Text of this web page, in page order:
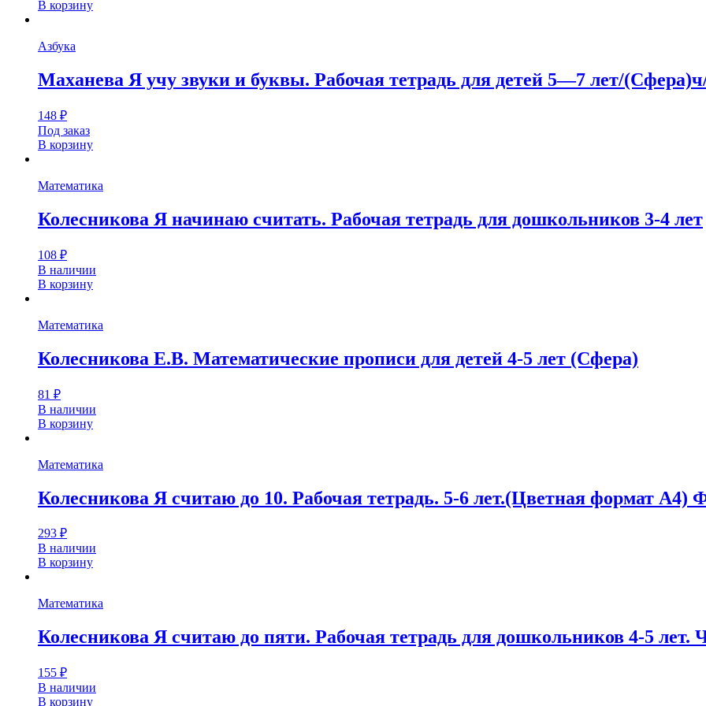
В корзину
Азбука
Маханева Я учу звуки и буквы. Рабочая тетрадь для детей 5—7 лет/
148 ₽
Под заказ
В корзину
Математика
Колесникова Я начинаю считать. Рабочая тетрадь для дошкольников 3-4 лет
108 ₽
В наличии
В корзину
Математика
Колесникова Е.В. Математические прописи для детей 4-5 лет (Сфера)
81 ₽
В наличии
В корзину
Математика
Колесникова Я считаю до 10. Рабочая тетрадь. 5-6 лет.(Цветная формат
293 ₽
В наличии
В корзину
Математика
Колесникова Я считаю до пяти. Рабочая тетрадь для дошкольников 4-5 лет.
155 ₽
В наличии
В корзину